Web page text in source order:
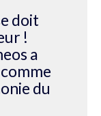
doit
!
a
du